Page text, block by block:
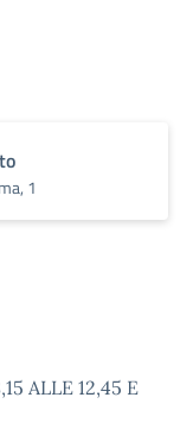
1
ALLE 12,45 E